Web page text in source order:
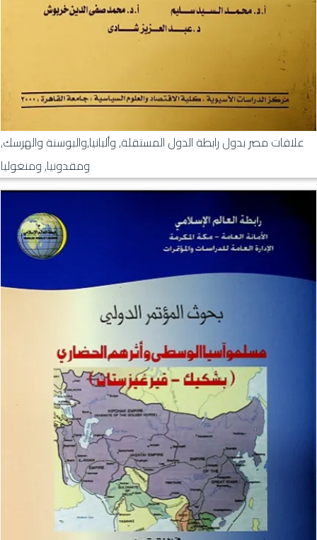
علاقات مصر بدول رابطة الدول المستقلة, وألبانيا,والبوسنة والهرسك,
ومقدونيا, ومنغوليا